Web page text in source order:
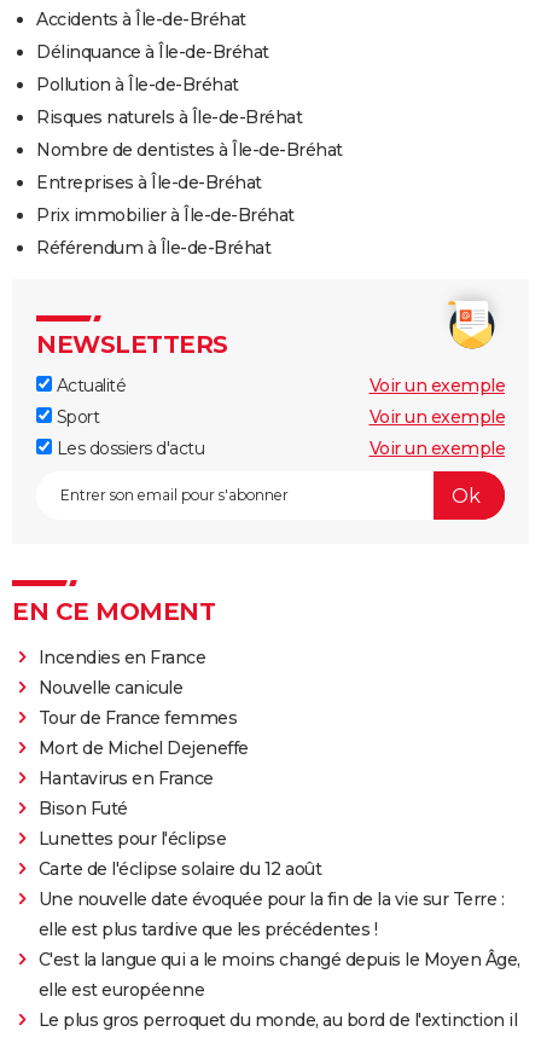
Accidents à Île-de-Bréhat
Délinquance à Île-de-Bréhat
Pollution à Île-de-Bréhat
Risques naturels à Île-de-Bréhat
Nombre de dentistes à Île-de-Bréhat
Entreprises à Île-de-Bréhat
Prix immobilier à Île-de-Bréhat
Référendum à Île-de-Bréhat
NEWSLETTERS
Actualité
Voir un exemple
Sport
Voir un exemple
Les dossiers d'actu
Voir un exemple
EN CE MOMENT
Incendies en France
Nouvelle canicule
Tour de France femmes
Mort de Michel Dejeneffe
Hantavirus en France
Bison Futé
Lunettes pour l'éclipse
Carte de l'éclipse solaire du 12 août
Une nouvelle date évoquée pour la fin de la vie sur Terre :
elle est plus tardive que les précédentes !
C'est la langue qui a le moins changé depuis le Moyen Âge,
elle est européenne
Le plus gros perroquet du monde, au bord de l'extinction il